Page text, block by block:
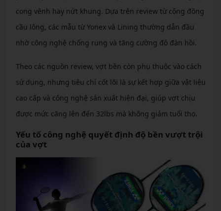
cong vênh hay nứt khung. Dựa trên review từ cộng đồng
cầu lông, các mẫu từ Yonex và Lining thường dẫn đầu
nhờ công nghệ chống rung và tăng cường độ đàn hồi.
Theo các nguồn review, vợt bền còn phụ thuộc vào cách
sử dụng, nhưng tiêu chí cốt lõi là sự kết hợp giữa vật liệu
cao cấp và công nghệ sản xuất hiện đại, giúp vợt chịu
được mức căng lên đến 32lbs mà không giảm tuổi thọ.
Yếu tố công nghệ quyết định độ bền vượt trội
của vợt